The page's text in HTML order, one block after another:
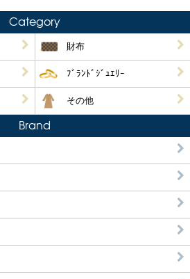
Category
財布
ﾌﾞﾗﾝﾄﾞｼﾞｭｴﾘｰ
その他
Brand